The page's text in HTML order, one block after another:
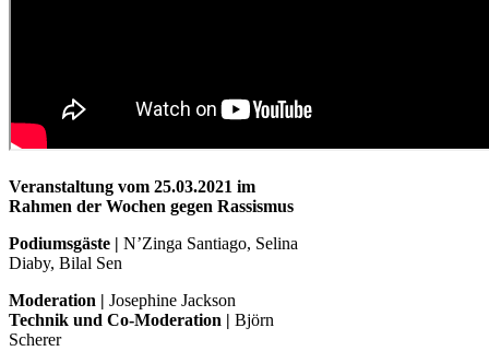
Veranstaltung vom 25.03.2021 im
Rahmen der Wochen gegen Rassismus
Podiumsgäste | N’Zinga Santiago, Selina
Diaby, Bilal Sen
Moderation | Josephine Jackson
Technik und Co-Moderation | Björn
Scherer